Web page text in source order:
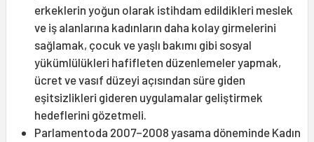
erkeklerin yoğun olarak istihdam edildikleri meslek
ve iş alanlarına kadınların daha kolay girmelerini
sağlamak, çocuk ve yaşlı bakımı gibi sosyal
yükümlülükleri hafifleten düzenlemeler yapmak,
ücret ve vasıf düzeyi açısından süre giden
eşitsizlikleri gideren uygulamalar geliştirmek
hedeflerini gözetmeli.
Parlamentoda 2007–2008 yasama döneminde Kadın